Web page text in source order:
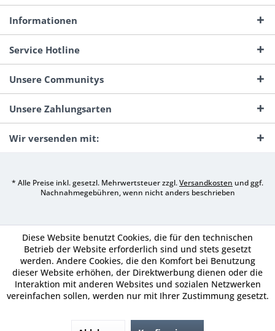
Informationen
Service Hotline
Unsere Communitys
Unsere Zahlungsarten
Wir versenden mit:
* Alle Preise inkl. gesetzl. Mehrwertsteuer zzgl.Versandkosten und ggf.
Nachnahmegebühren, wenn nicht anders beschrieben
Diese Website benutzt Cookies, die für den technischen
Betrieb der Website erforderlich sind und stets gesetzt
werden. Andere Cookies, die den Komfort bei Benutzung
dieser Website erhöhen, der Direktwerbung dienen oder die
Interaktion mit anderen Websites und sozialen Netzwerken
vereinfachen sollen, werden nur mit Ihrer Zustimmung gesetzt.